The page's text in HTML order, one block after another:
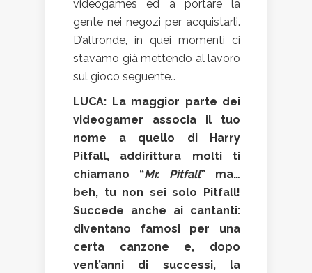
videogames ed a portare la
gente nei negozi per acquistarli.
D’altronde, in quei momenti ci
stavamo già mettendo al lavoro
sul gioco seguente…
LUCA: La maggior parte dei
videogamer associa il tuo
nome a quello di Harry
Pitfall, addirittura molti ti
chiamano “Mr. Pitfall” ma…
beh, tu non sei solo Pitfall!
Succede anche ai cantanti:
diventano famosi per una
certa canzone e, dopo
vent’anni di successi, la